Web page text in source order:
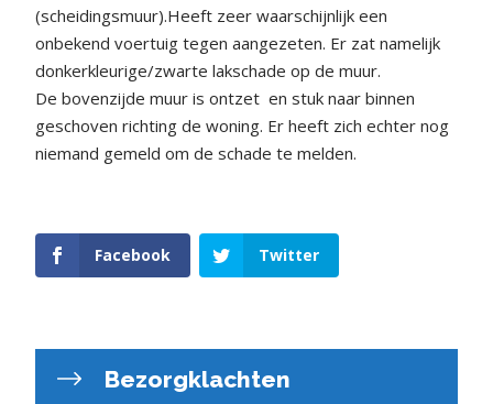
(scheidingsmuur).Heeft zeer waarschijnlijk een
onbekend voertuig tegen aangezeten. Er zat namelijk
donkerkleurige/zwarte lakschade op de muur.
De bovenzijde muur is ontzet en stuk naar binnen
geschoven richting de woning. Er heeft zich echter nog
niemand gemeld om de schade te melden.
Facebook Twitter
Bezorgklachten